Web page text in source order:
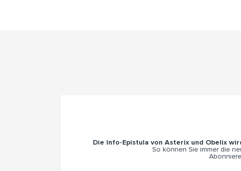
Die Info-Epistula von Asterix und Obelix
So können Sie immer die